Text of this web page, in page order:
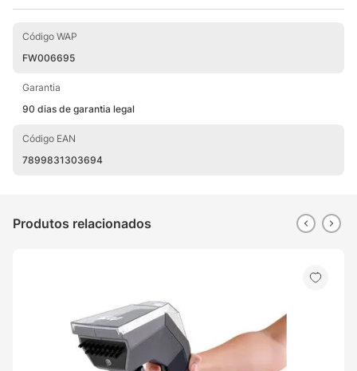
Código WAP
FW006695
Garantia
90 dias de garantia legal
Código EAN
7899831303694
Produtos relacionados